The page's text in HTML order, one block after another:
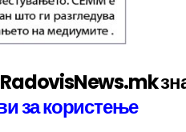
за користење